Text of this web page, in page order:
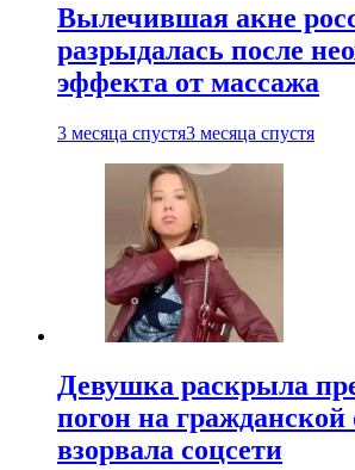
Вылечившая акне
разрыдалась после
эффекта от массажа
3 месяца спустя3 месяца спустя
Девушка раскрыла
погон на гражданской
взорвала соцсети